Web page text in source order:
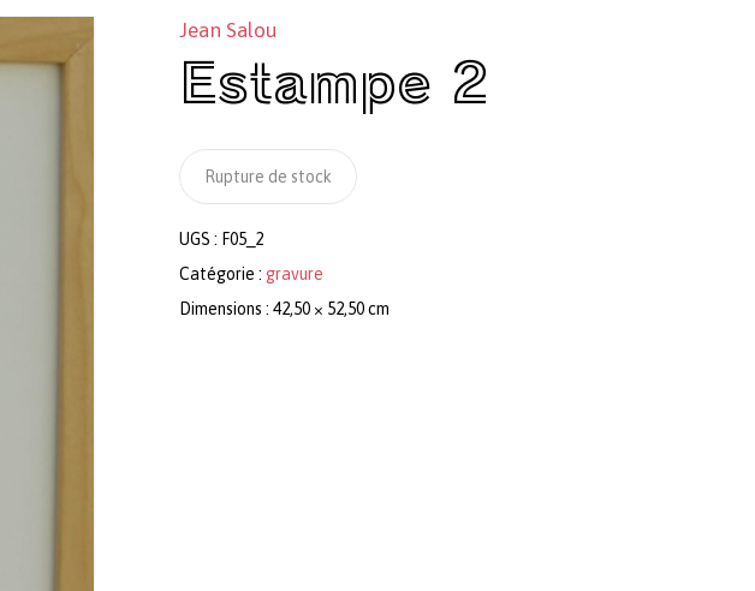
Jean Salou
Estampe 2
Rupture de stock
UGS : F05_2
Catégorie : gravure
Dimensions : 42,50 × 52,50 cm